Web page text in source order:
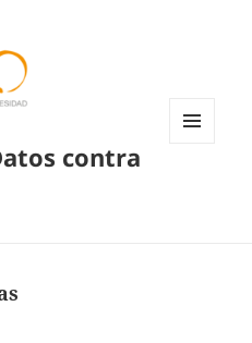
contra